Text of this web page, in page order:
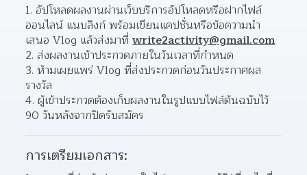
อัปโหลดผลงานผ่านเว็บบริการอัปโหลดหรือฝากไฟล์
ออนไลน์ แนบลิงก์ พร้อมเขียนแคปชั่นหรือข้อความนำ
เสนอ Vlog แล้วส่งมาที่ write2activity@gmail.com
ส่งผลงานเข้าประกวดภายในวันเวลาที่กำหนด
ห้ามเผยแพร่ Vlog ที่ส่งประกวดก่อนวันประกาศผล
รางวัล
ผู้เข้าประกวดต้องเก็บผลงานในรูปแบบไฟล์ต้นฉบับไว้
90 วันหลังจากปิดรับสมัคร
การเตรียมเอกสาร: